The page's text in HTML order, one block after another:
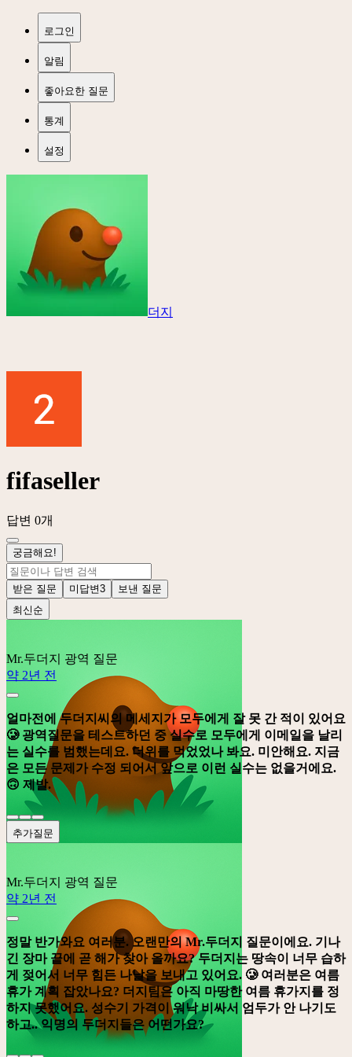
로그인
알림
좋아요한 질문
통계
설정
더지
fifaseller
답변 0개
궁금해요!
받은 질문 미답변3
보낸 질문
최신순
Mr.두더지
광역 질문
약 2년 전
얼마전에 두더지씨의 메세지가 모두에게 잘 못 간 적이 있어요
🥲 광역질문을 테스트하던 중 실수로 모두에게 이메일을 날리
는 실수를 범했는데요. 더위를 먹었었나 봐요. 미안해요. 지금
은 모든 문제가 수정 되어서 앞으로 이런 실수는 없을거에요.
🙃 제발.
추가질문
Mr.두더지
광역 질문
약 2년 전
정말 반가와요 여러분. 오랜만의 Mr.두더지 질문이에요. 기나
긴 장마 끝에 곧 해가 찾아 올까요? 두더지는 땅속이 너무 습하
게 젖어서 너무 힘든 나날을 보내고 있어요. 🥲 여러분은 여름
휴가 계획 잡았나요? 더지팀은 아직 마땅한 여름 휴가지를 정
하지 못했어요. 성수기 가격이 워낙 비싸서 엄두가 안 나기도
하고.. 익명의 두더지들은 어떤가요?